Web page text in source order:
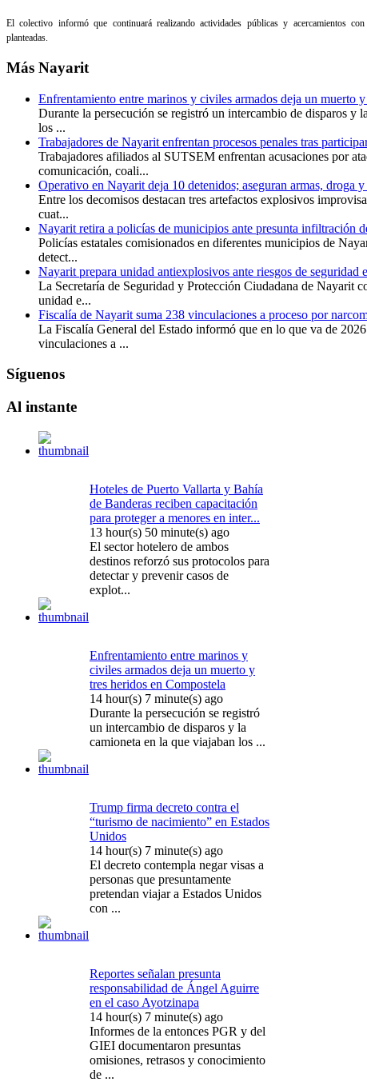
El colectivo informó que continuará realizando actividades públicas y acercamientos
planteadas.
Más Nayarit
Enfrentamiento entre marinos y civiles armados deja un muerto
Durante la persecución se registró un intercambio de disparos y
los ...
Trabajadores de Nayarit enfrentan procesos penales tras
Trabajadores afiliados al SUTSEM enfrentan acusaciones por
comunicación, coali...
Operativo en Nayarit deja 10 detenidos; aseguran armas, droga
Entre los decomisos destacan tres artefactos explosivos
cuat...
Nayarit retira a policías de municipios ante presunta infiltración
Policías estatales comisionados en diferentes municipios de
detect...
Nayarit prepara unidad antiexplosivos ante riesgos de seguridad
La Secretaría de Seguridad y Protección Ciudadana de Nayarit
unidad e...
Fiscalía de Nayarit suma 238 vinculaciones a proceso por
La Fiscalía General del Estado informó que en lo que va de
vinculaciones a ...
Síguenos
Al instante
Hoteles de Puerto Vallarta y Bahía
de Banderas reciben capacitación
para proteger a menores en inter...
13 hour(s) 50 minute(s) ago
El sector hotelero de ambos
destinos reforzó sus protocolos para
detectar y prevenir casos de
explot...
Enfrentamiento entre marinos y
civiles armados deja un muerto y
tres heridos en Compostela
14 hour(s) 7 minute(s) ago
Durante la persecución se registró
un intercambio de disparos y la
camioneta en la que viajaban los ...
Trump firma decreto contra el
“turismo de nacimiento” en Estados
Unidos
14 hour(s) 7 minute(s) ago
El decreto contempla negar visas a
personas que presuntamente
pretendan viajar a Estados Unidos
con ...
Reportes señalan presunta
responsabilidad de Ángel Aguirre
en el caso Ayotzinapa
14 hour(s) 7 minute(s) ago
Informes de la entonces PGR y del
GIEI documentaron presuntas
omisiones, retrasos y conocimiento
de ...